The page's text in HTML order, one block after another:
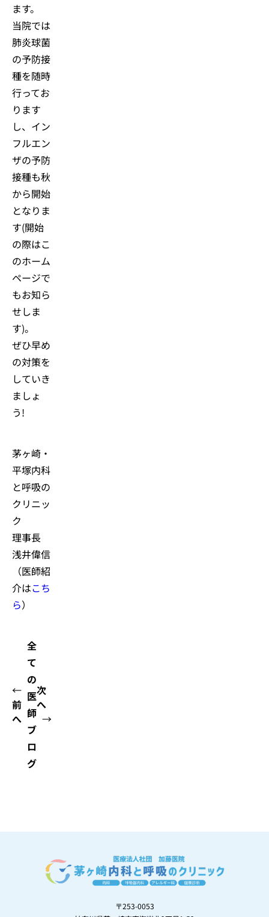
ます。
当院では
肺炎球菌
の予防接
種を随時
行ってお
ります
し、イン
フルエン
ザの予防
接種も秋
から開始
となりま
す(開始
の際はこ
のホーム
ページで
もお知ら
せしま
す)。
ぜひ早め
の対策を
していき
ましょ
う!
茅ヶ崎・
平塚内科
と呼吸の
クリニッ
ク
理事長
浅井偉信
（医師紹
介はこち
ら）
←
前
へ
全
て
の
医
師
ブ
ロ
グ
次
へ
→
〒253-0053